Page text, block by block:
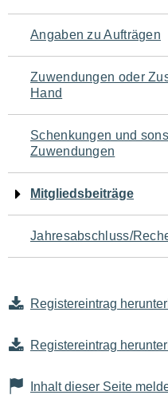
Angaben zu Aufträgen
Zuwendungen oder
Hand
Schenkungen und
Zuwendungen
Mitgliedsbeiträge
Jahresabschluss/
Registereintrag
Registereintrag
Inhalt dieser Seite